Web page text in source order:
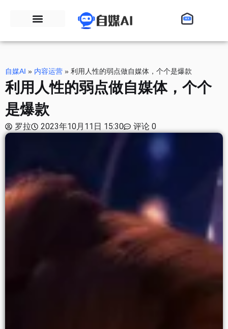
自媒AI » 内容运营 » 利用人性的弱点做自媒体，个个是爆款
利用人性的弱点做自媒体，个个
是爆款
罗拉 2023年10月11日 15:30 评论 0